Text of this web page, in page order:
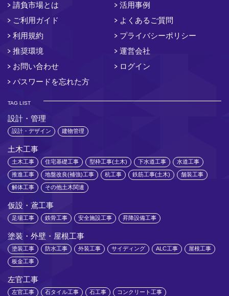
請負市場とは
活用事例
ご利用ガイド
よくあるご質問
利用規約
プライバシーポリシー
推奨環境
運営会社
お問い合わせ
ログイン
パスワードを忘れた方
TAG LIST
設計・管理
設計・デザイン 建物管理
土木工事
土木工事 住宅基礎工事 型枠工事(土木) 下水道工事 水道工事
推進工事 地盤改良(補強)工事 杭工事 鉄筋工事(土木) 舗装工事
解体工事 その他土木関連
仮設・鳶工事
足場工事 鉄骨工事 安全施設工事 昇降設備工事
塗装・外壁・屋根工事
塗装工事 防水工事 外装工事 サイディング ALC工事 屋根工事
板金工事
左官工事
左官工事 石タイル工事 石工事 コンクリート工事